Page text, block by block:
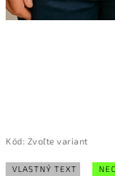
Kód: Zvoľte variant
VLASTNÝ TEXT